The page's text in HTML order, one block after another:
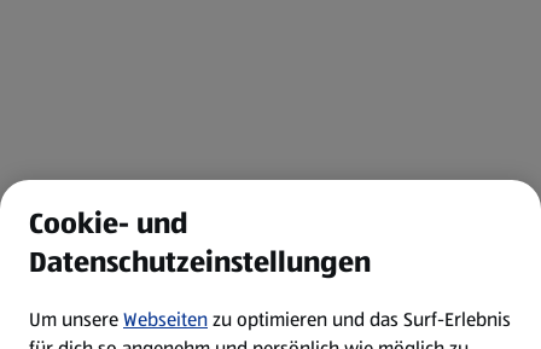
Cookie- und
Datenschutzeinstellungen
Um unsereWebseitenzu optimieren und das Surf-Erlebnis